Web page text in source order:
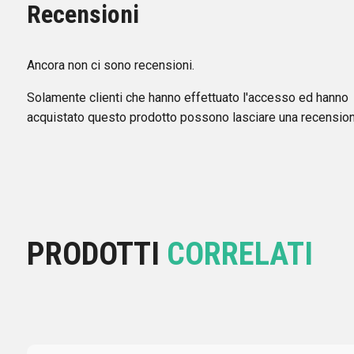
Recensioni
Ancora non ci sono recensioni.
Solamente clienti che hanno effettuato l'accesso ed hanno
acquistato questo prodotto possono lasciare una
PRODOTTI CORRELATI